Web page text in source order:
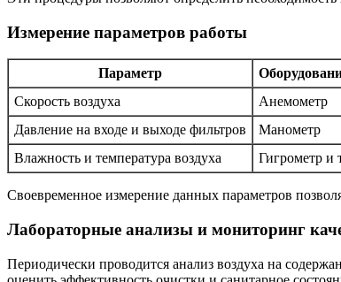
Измерение параметров работы
Параметр
Скорость воздуха
Анемометр
Давление на входе и выходе фильтров
Манометр
Влажность и температура воздуха
Гигрометр и
Своевременное измерение данных параметров
Лабораторные анализы и мониторинг
Периодически проводится анализ воздуха на